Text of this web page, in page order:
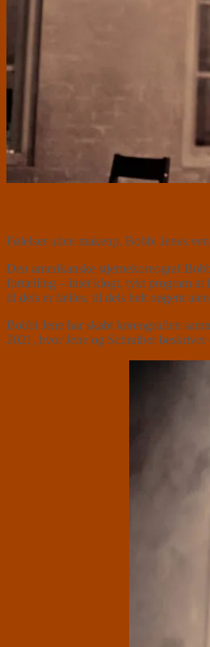
Følelser uden makeup. Bobbi Jenes
Den amerikanske stjernekoreograf
fortælling – intet klogt, tykt program at
til dels er fælles, til dels helt nøgent
Bobbi Jene har skabt koreografien
2021, hvor Jene og Schraiber